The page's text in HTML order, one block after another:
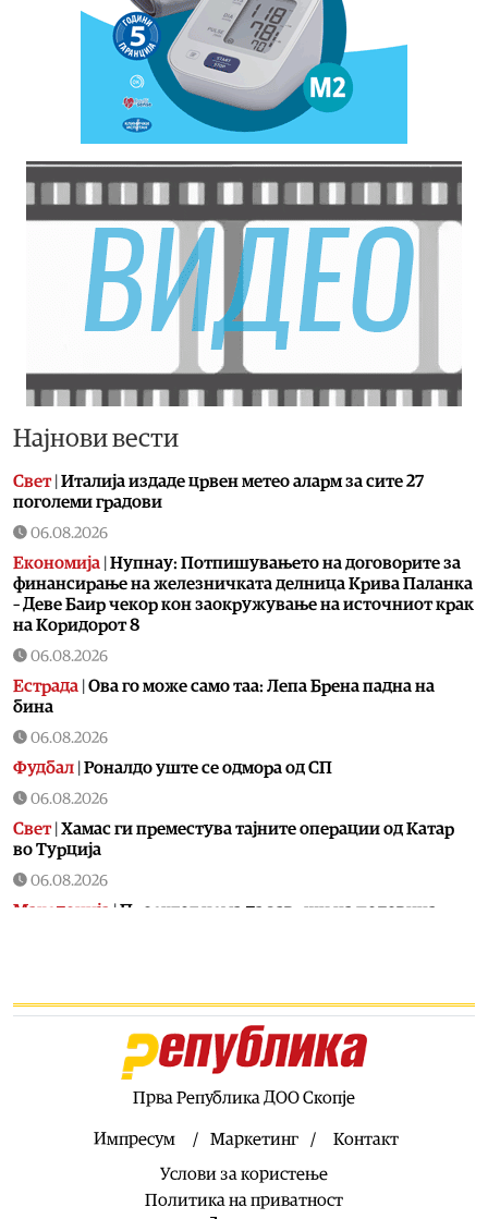
Најнови вести
Свет| Италија издаде црвен метео аларм за сите 27
поголеми градови
06.08.2026
Економија Нупнау: Потпишувањето на договорите за
финансирање на железничката делница Крива Паланка
– Деве Баир чекор кон заокружување на источниот крак
на Коридорот 8
06.08.2026
Естрада Ова го може само таа: Лепа Брена падна на
бина
06.08.2026
Фудбал Роналдо уште се одмoра од СП
06.08.2026
Свет| Хамас ги преместува тајните операции од Катар
во Турција
06.08.2026
Македонија |Проектот нема да заврши на половина
Ниек Бар и пијанистот Бен Ким
Денешното потпишување на договорите е
силен сигнал за довербата што ЕИБ и ЕБОР ја имаат во
06.08.2026
Meси се враќа во Барселона
Прва Република ДОО Скопје
Импресум Маркетинг
Контакт
Услови за користење
Политика на приватност